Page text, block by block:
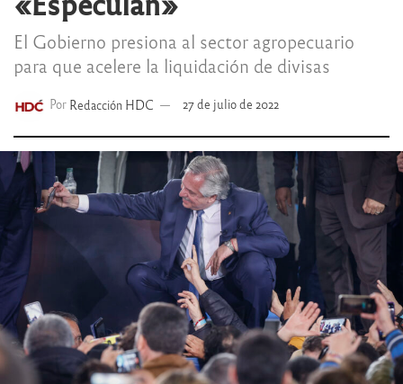
El Gobierno presiona al sector agropecuario
para que acelere la liquidación de divisas
Por Redacción HDC 27 de julio de 2022